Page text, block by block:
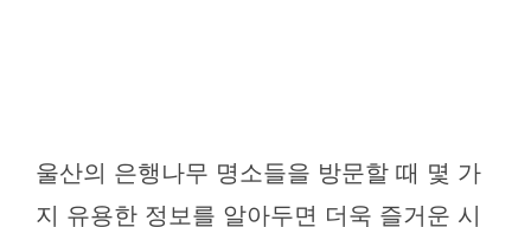
울산의 은행나무 명소들을 방문할 때 몇 가
지 유용한 정보를 알아두면 더욱 즐거운 시